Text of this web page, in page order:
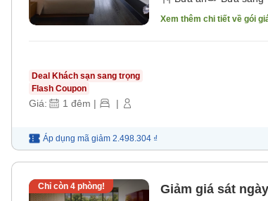
Xem thêm chi tiết về gói
Deal Khách sạn sang trọng
Flash Coupon
Giá: 1 đêm | |
Áp dụng mã giảm 2.498.304 ₫
Chỉ còn 4phòng!
Giảm giá sát